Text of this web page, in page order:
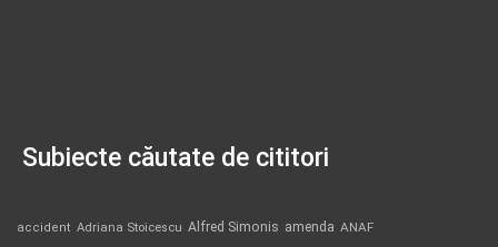
Subiecte căutate de cititori
accident Adriana Stoicescu Alfred Simonis amenda ANAF